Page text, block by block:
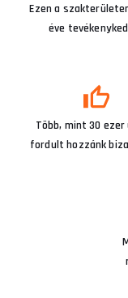
Ezen a
éve
Több, mint 30
fordult hozzánk